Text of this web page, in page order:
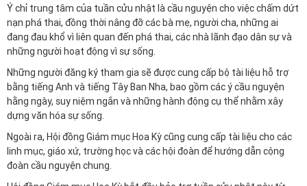
Ý chỉ trung tâm của tuần cửu nhật là cầu nguyện cho việc chấm dứt
nạn phá thai, đồng thời nâng đỡ các bà mẹ, người cha, những ai
đang đau khổ vì liên quan đến phá thai, các nhà lãnh đạo dân sự và
những người hoạt động vì sự sống.
Những người đăng ký tham gia sẽ được cung cấp bộ tài liệu hỗ trợ
bằng tiếng Anh và tiếng Tây Ban Nha, bao gồm các ý cầu nguyện
hằng ngày, suy niệm ngắn và những hành động cụ thể nhằm xây
dựng văn hóa sự sống.
Ngoài ra, Hội đồng Giám mục Hoa Kỳ cũng cung cấp tài liệu cho các
linh mục, giáo xứ, trường học và các hội đoàn để hướng dẫn cộng
đoàn cầu nguyện chung.